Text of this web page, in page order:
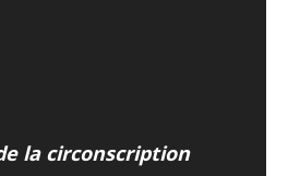
la circonscription